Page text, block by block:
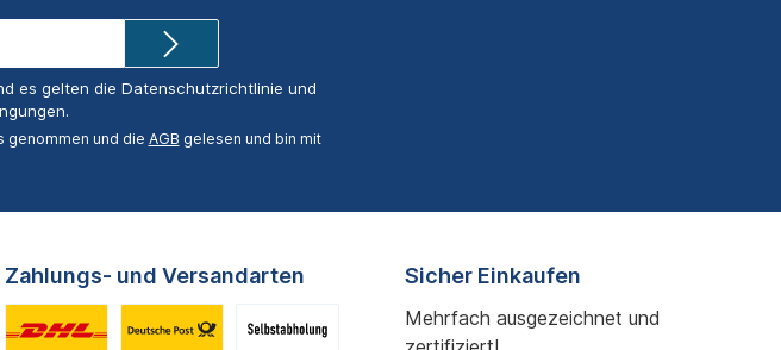
es gelten die Datenschutzrichtlinie und
.
genommen und die AGB gelesen und bin mit
Zahlungs- und Versandarten Sicher Einkaufen
Mehrfach ausgezeichnet und